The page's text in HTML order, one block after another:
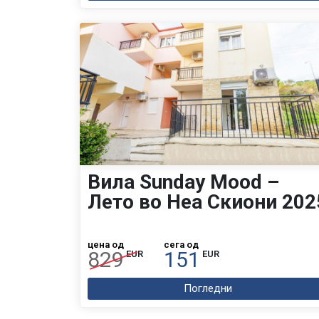
Вила Sunday Mood –
Лето во Неа Скиони
цена од
829 EUR
сега од
151 EUR
Погледни